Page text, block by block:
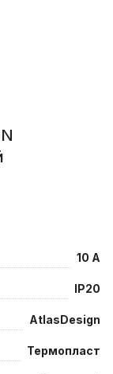
10 А
IP20
AtlasDesign
Термопласт